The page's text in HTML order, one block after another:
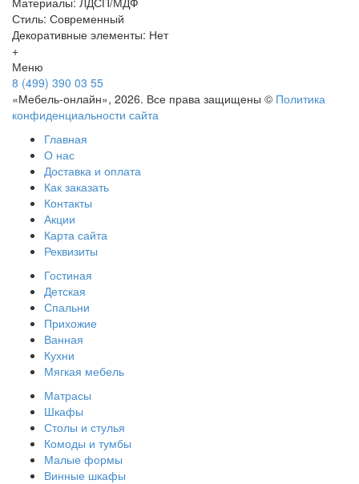
Стиль: Современный
Декоративные элементы: Нет
+
Меню
8 (499) 390 03 55
«Мебель-онлайн», 2026. Все права защищены © Политика
конфиденциальности сайта
Главная
О нас
Доставка и оплата
Как заказать
Контакты
Акции
Карта сайта
Реквизиты
Гостиная
Детская
Спальни
Прихожие
Ванная
Кухни
Мягкая мебель
Матрасы
Шкафы
Столы и стулья
Комоды и тумбы
Малые формы
Винные шкафы